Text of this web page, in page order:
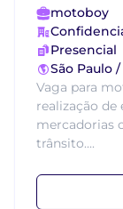
motoboy
Presencial
São Paulo /
Vaga para
realização
mercadorias
trânsito....